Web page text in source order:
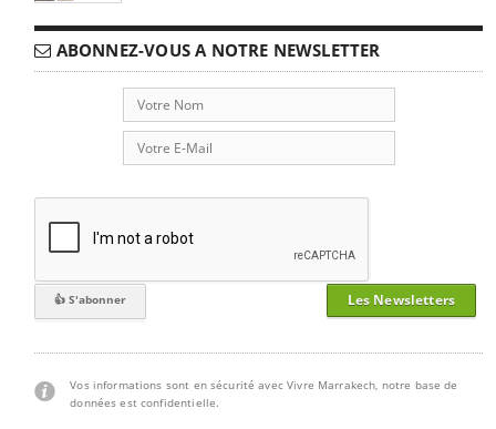
ABONNEZ-VOUS A NOTRE NEWSLETTER
Les Newsletters
Vos informations sont en sécurité avec Vivre Marrakech, notre base de
données est confidentielle.